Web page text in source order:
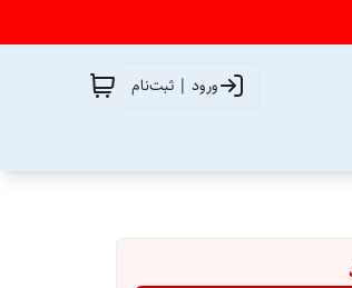
ورود | ثبت‌نام